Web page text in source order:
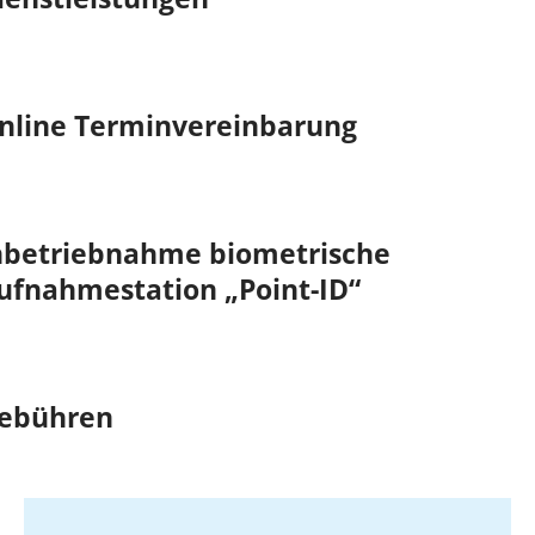
Terminvereinbarung
biometrische
„Point-ID“